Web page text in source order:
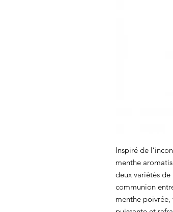
Inspiré de
menthe
deux variétés
communion
menthe poivrée,